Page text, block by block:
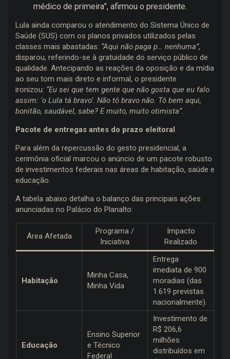
médico de primeira”, afirmou o presidente.
Lula ainda comparou o atendimento do Sistema Único de
Saúde (SUS) com os planos privados utilizados pelas
classes mais abastadas: “Aqui não paga p… nenhuma”,
disparou, referindo-se à gratuidade do serviço público de
qualidade. Antecipando as reações da oposição e da mídia
ao seu tom mais direto e informal, o presidente
ironizou: “Eu sei que tem gente que não gosta que eu falo
assim: ‘o Lula tá bravo’. Não tô bravo não. Tô bem aqui,
bonitão, saudável, sabe? E muito, muito otimista”.
Pacote de entregas antes do prazo eleitoral
Para além da repercussão do gesto presidencial, a
cerimônia oficial marcou o anúncio de um pacote robusto
de investimentos federais nas áreas de habitação, saúde e
educação.
A tabela abaixo detalha o balanço das principais ações
anunciadas no Palácio do Planalto:
Área Afetada
Programa /
Iniciativa
Impacto
Realizado
Habitação
Minha Casa,
Minha Vida
Entrega
imediata de 900
moradias (das
1.619 previstas
nacionalmente).
Educação
Ensino Superior
e Técnico
Federal
Investimento de
R$ 206,6
milhões
distribuídos em